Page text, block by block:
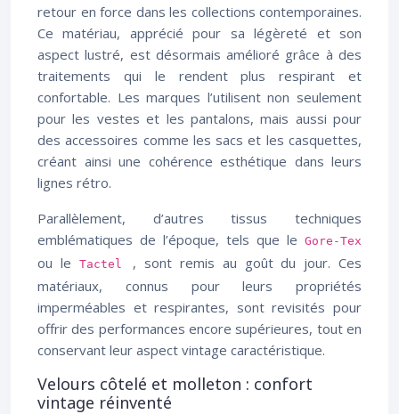
retour en force dans les collections contemporaines.
Ce matériau, apprécié pour sa légèreté et son
aspect lustré, est désormais amélioré grâce à des
traitements qui le rendent plus respirant et
confortable. Les marques l’utilisent non seulement
pour les vestes et les pantalons, mais aussi pour
des accessoires comme les sacs et les casquettes,
créant ainsi une cohérence esthétique dans leurs
lignes rétro.
Parallèlement, d’autres tissus techniques
emblématiques de l’époque, tels que le Gore-Tex
ou le Tactel , sont remis au goût du jour. Ces
matériaux, connus pour leurs propriétés
imperméables et respirantes, sont revisités pour
offrir des performances encore supérieures, tout en
conservant leur aspect vintage caractéristique.
Velours côtelé et molleton : confort
vintage réinventé